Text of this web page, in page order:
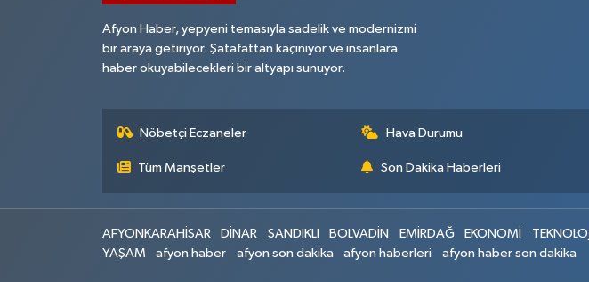
Afyon Haber, yepyeni temasıyla sadelik ve modernizmi
bir araya getiriyor. Şatafattan kaçınıyor ve insanlara
haber okuyabilecekleri bir altyapı sunuyor.
Nöbetçi Eczaneler Hava Durumu
Tüm Manşetler Son Dakika Haberleri
AFYONKARAHİSAR DİNAR SANDIKLI BOLVADİN EMİRDAĞ EKONOMİ TEKNOLOJİ
YAŞAM
afyon haber afyon son dakika afyon haberleri afyon haber son dakika